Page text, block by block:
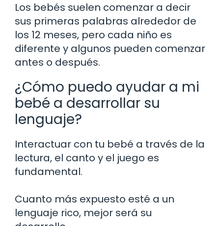
Los bebés suelen comenzar a decir
sus primeras palabras alrededor de
los 12 meses, pero cada niño es
diferente y algunos pueden comenzar
antes o después.
¿Cómo puedo ayudar a mi
bebé a desarrollar su
lenguaje?
Interactuar con tu bebé a través de la
lectura, el canto y el juego es
fundamental.
Cuanto más expuesto esté a un
lenguaje rico, mejor será su